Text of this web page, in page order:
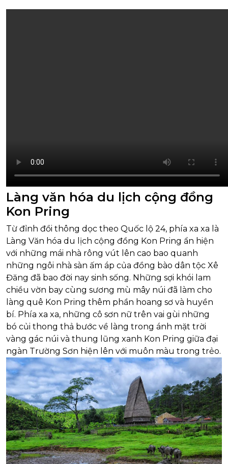
Làng văn hóa du lịch cộng đồng
Kon Pring
Từ đỉnh đồi thông dọc theo Quốc lộ 24, phía xa xa là
Làng Văn hóa du lịch cộng đồng Kon Pring ẩn hiện
với những mái nhà rông vút lên cao bao quanh
những ngôi nhà sàn ấm áp của đồng bào dân tộc Xê
Đăng đã bao đời nay sinh sống. Những sợi khói lam
chiều vờn bay cùng sương mù mây núi đã làm cho
làng quê Kon Pring thêm phần hoang sơ và huyền
bí. Phía xa xa, những cô sơn nữ trên vai gùi những
bó củi thong thả bước về làng trong ánh mặt trời
vàng gác núi và thung lũng xanh Kon Pring giữa đại
ngàn Trường Sơn hiện lên với muôn màu trong trẻo.